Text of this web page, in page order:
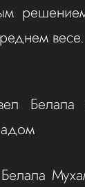
весе.
Белала
адом
Белала